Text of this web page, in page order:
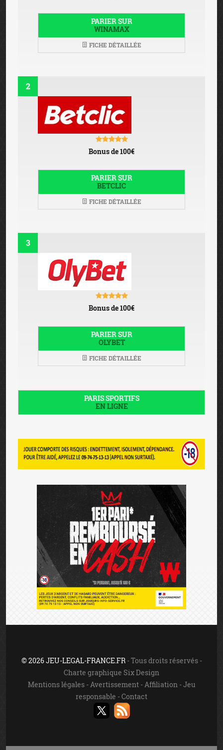
PARIER SUR
WINAMAX
FICHE DÉTAILLÉE
2
Bonus de 100€
PARIER SUR
BETCLIC
FICHE DÉTAILLÉE
3
Bonus de 100€
PARIER SUR
OLYBET
FICHE DÉTAILLÉE
PARIS SPORTIFS
EN LIGNE
© 2026 JEU-LEGAL-FRANCE.FR- Tous droits réservés -
Charte graphique Six Design
Mentions légales- Avertissement- Affiliation -Jeu
responsable -Contact